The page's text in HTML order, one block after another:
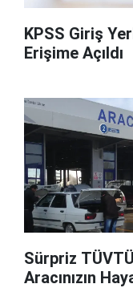
KPSS Giriş
Erişime Açıldı
Sürpriz
Aracınızın